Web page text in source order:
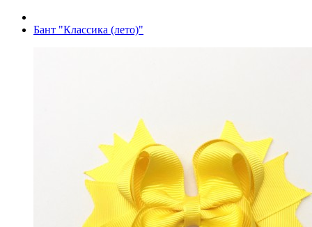
Бант "Классика (лето)"